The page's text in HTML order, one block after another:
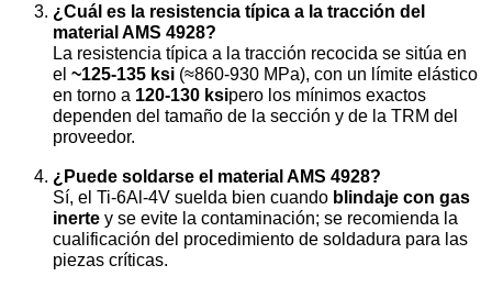
¿Cuál es la resistencia típica a la tracción del
material AMS 4928?
La resistencia típica a la tracción recocida se sitúa en
el ~125-135 ksi (≈860-930 MPa), con un límite elástico
en torno a 120-130 ksipero los mínimos exactos
dependen del tamaño de la sección y de la TRM del
proveedor.
¿Puede soldarse el material AMS 4928?
Sí, el Ti-6Al-4V suelda bien cuando blindaje con gas
inerte y se evite la contaminación; se recomienda la
cualificación del procedimiento de soldadura para las
piezas críticas.